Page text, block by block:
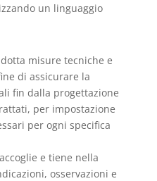
un linguaggio
misure tecniche e
di assicurare la
fin dalla progettazione
per impostazione
per ogni specifica
e tiene nella
osservazioni e